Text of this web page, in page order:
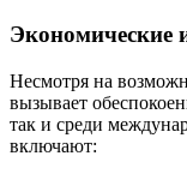
Экономические
Несмотря на
вызывает
так и среди
включают: